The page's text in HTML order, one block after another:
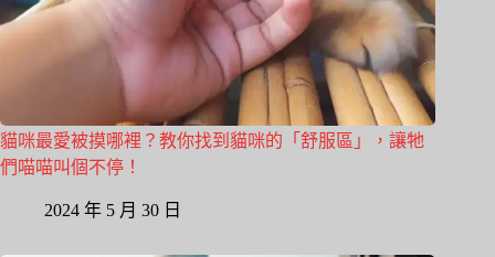
貓咪最愛被摸哪裡？教你找到貓咪的「舒服區」，讓牠
們喵喵叫個不停！
2024 年 5 月 30 日